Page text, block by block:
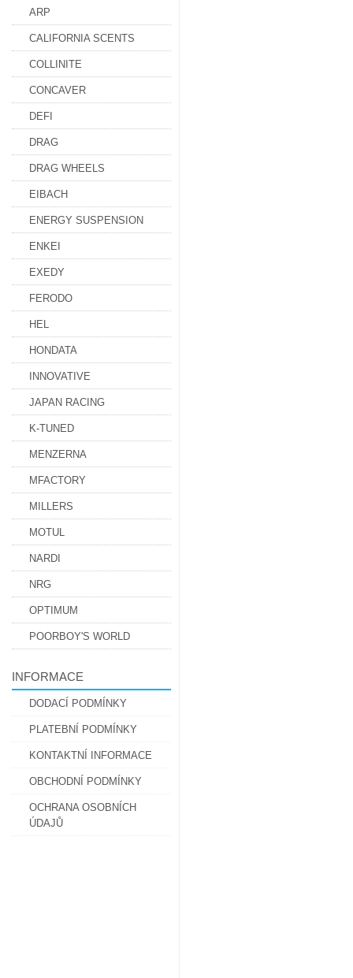
ARP
CALIFORNIA SCENTS
COLLINITE
CONCAVER
DEFI
DRAG
DRAG WHEELS
EIBACH
ENERGY SUSPENSION
ENKEI
EXEDY
FERODO
HEL
HONDATA
INNOVATIVE
JAPAN RACING
K-TUNED
MENZERNA
MFACTORY
MILLERS
MOTUL
NARDI
NRG
OPTIMUM
POORBOY'S WORLD
INFORMACE
DODACÍ PODMÍNKY
PLATEBNÍ PODMÍNKY
KONTAKTNÍ INFORMACE
OBCHODNÍ PODMÍNKY
OCHRANA OSOBNÍCH
ÚDAJŮ